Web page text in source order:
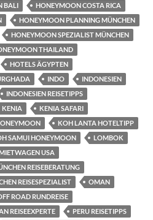
BALI
HONEYMOON COSTA RICA
HONEYMOON PLANNING MÜNCHEN
HONEYMOON SPEZIALIST MÜNCHEN
THAILAND
HOTELS ÄGYPTEN
INDO
INDONESIEN
INDONESIEN REISETIPPS
KENIA
KENIA SAFARI
KOH LANTA HOTELTIPP
SAMUI HONEYMOON
LOMBOK
USA
REISEBERATUNG
REISESPEZIALIST
OMAN
ROAD RUNDREISE
REISEEXPERTE
PERU REISETIPPS